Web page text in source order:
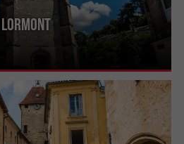
Lormont